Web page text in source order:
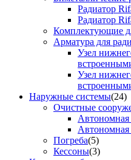
Радиатор
Радиатор
Комплектующие
Арматура для
Узел
Узел
Наружные системы(24)
Очистные
Погреба(5)
Кессоны(3)